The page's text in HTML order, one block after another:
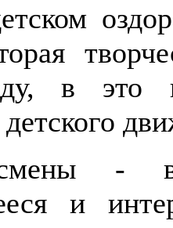
в это
детского
-
и